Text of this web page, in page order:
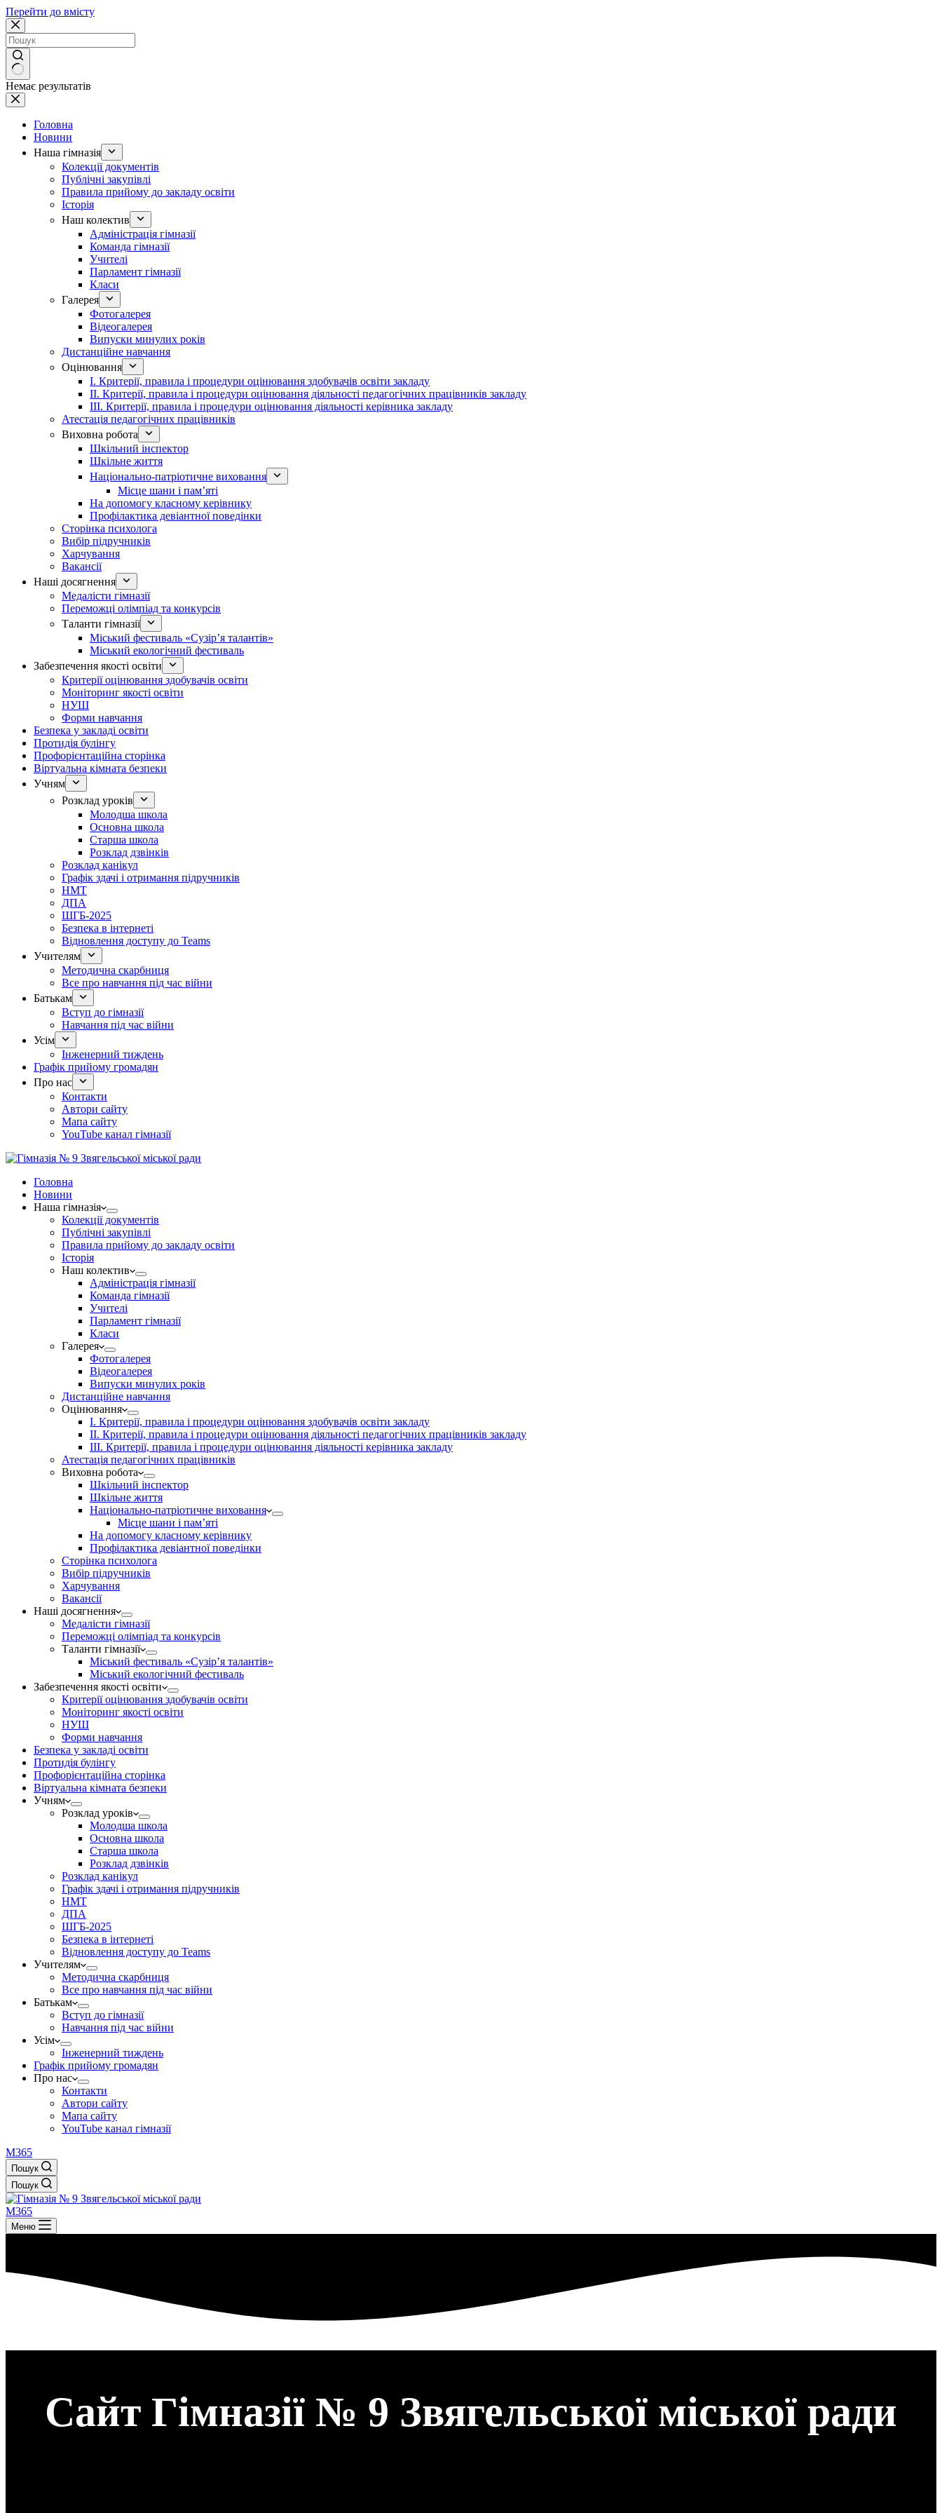
Перейти до вмісту
Немає результатів
Головна
Новини
Наша гімназія
Колекції документів
Публічні закупівлі
Правила прийому до закладу освіти
Історія
Наш колектив
Адміністрація гімназії
Команда гімназії
Учителі
Парламент гімназії
Класи
Галерея
Фотогалерея
Відеогалерея
Випуски минулих років
Дистанційне навчання
Оцінювання
І. Критерії, правила і процедури оцінювання здобувачів освіти закладу
ІІ. Критерії, правила і процедури оцінювання діяльності педагогічних працівників закладу
ІІІ. Критерії, правила і процедури оцінювання діяльності керівника закладу
Атестація педагогічних працівників
Виховна робота
Шкільний інспектор
Шкільне життя
Національно-патріотичне виховання
Місце шани і пам’яті
На допомогу класному керівнику
Профілактика девіантної поведінки
Сторінка психолога
Вибір підручників
Харчування
Вакансії
Наші досягнення
Медалісти гімназії
Переможці олімпіад та конкурсів
Таланти гімназії
Міський фестиваль «Сузір’я талантів»
Міський екологічний фестиваль
Забезпечення якості освіти
Критерії оцінювання здобувачів освіти
Моніторинг якості освіти
НУШ
Форми навчання
Безпека у закладі освіти
Протидія булінгу
Профорієнтаційна сторінка
Віртуальна кімната безпеки
Учням
Розклад уроків
Молодша школа
Основна школа
Старша школа
Розклад дзвінків
Розклад канікул
Графік здачі і отримання підручників
НМТ
ДПА
ШГБ-2025
Безпека в інтернеті
Відновлення доступу до Teams
Учителям
Методична скарбниця
Все про навчання під час війни
Батькам
Вступ до гімназії
Навчання під час війни
Усім
Інженерний тиждень
Графік прийому громадян
Про нас
Контакти
Автори сайту
Мапа сайту
YouTube канал гімназії
Головна
Новини
Наша гімназія
Колекції документів
Публічні закупівлі
Правила прийому до закладу освіти
Історія
Наш колектив
Адміністрація гімназії
Команда гімназії
Учителі
Парламент гімназії
Класи
Галерея
Фотогалерея
Відеогалерея
Випуски минулих років
Дистанційне навчання
Оцінювання
І. Критерії, правила і процедури оцінювання здобувачів освіти закладу
ІІ. Критерії, правила і процедури оцінювання діяльності педагогічних працівників закладу
ІІІ. Критерії, правила і процедури оцінювання діяльності керівника закладу
Атестація педагогічних працівників
Виховна робота
Шкільний інспектор
Шкільне життя
Національно-патріотичне виховання
Місце шани і пам’яті
На допомогу класному керівнику
Профілактика девіантної поведінки
Сторінка психолога
Вибір підручників
Харчування
Вакансії
Наші досягнення
Медалісти гімназії
Переможці олімпіад та конкурсів
Таланти гімназії
Міський фестиваль «Сузір’я талантів»
Міський екологічний фестиваль
Забезпечення якості освіти
Критерії оцінювання здобувачів освіти
Моніторинг якості освіти
НУШ
Форми навчання
Безпека у закладі освіти
Протидія булінгу
Профорієнтаційна сторінка
Віртуальна кімната безпеки
Учням
Розклад уроків
Молодша школа
Основна школа
Старша школа
Розклад дзвінків
Розклад канікул
Графік здачі і отримання підручників
НМТ
ДПА
ШГБ-2025
Безпека в інтернеті
Відновлення доступу до Teams
Учителям
Методична скарбниця
Все про навчання під час війни
Батькам
Вступ до гімназії
Навчання під час війни
Усім
Інженерний тиждень
Графік прийому громадян
Про нас
Контакти
Автори сайту
Мапа сайту
YouTube канал гімназії
M365
Пошук
Пошук
M365
Меню
Сайт Гімназії № 9 Звягельської міської ради